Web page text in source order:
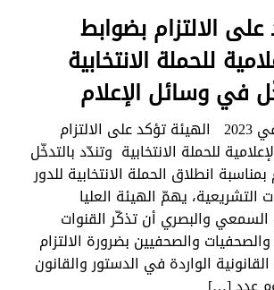
الالتزام بضوابط
للحملة الانتخابية
في وسائل الإعلام
تونس في 18 جانفي 2023 الهيئة تؤكد على الالتزام
للحملة الانتخابية وتندّد بالتدخّل
انطلاق الحملة الانتخابية للدور
التشريعية، يهمّ الهيئة العليا
السمعي والبصري أن تذكّر القنوات
والصحفيات والصحفيين بضرورة الالتزام
الواردة في الدستور والقانون